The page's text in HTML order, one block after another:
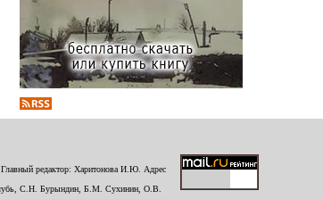
Главный редактор: Харитонова И.Ю. Адрес
С.Н. Бурындин, Б.М. Сухинин, О.В.